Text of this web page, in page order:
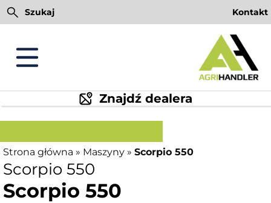
PrzejdźSzukaj Kontakt
Znajdź dealera
Strona główna » Maszyny » Scorpio 550
Scorpio 550
Scorpio 550